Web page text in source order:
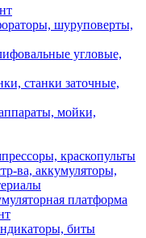
шуруповерты,
угловые,
станки заточные,
мойки,
краскопульты
ва, аккумуляторы,
платформа
биты